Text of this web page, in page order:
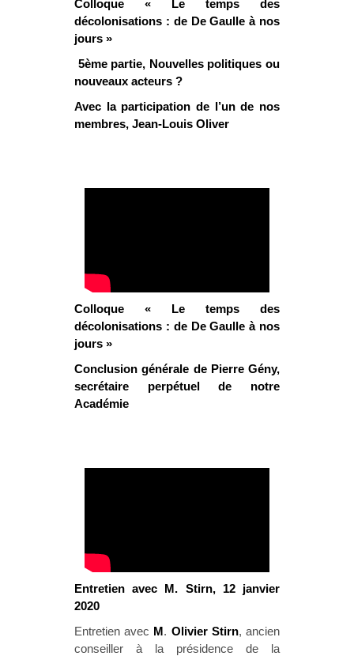
Colloque « Le temps des
décolonisations : de De Gaulle à nos
jours »
5ème partie, Nouvelles politiques ou
nouveaux acteurs ?
Avec la participation de l’un de nos
membres, Jean-Louis Oliver
Colloque « Le temps des
décolonisations : de De Gaulle à nos
jours »
Conclusion générale de Pierre Gény,
secrétaire perpétuel de notre
Académie
Entretien avec M. Stirn, 12 janvier
2020
Entretien avec M. Olivier Stirn, ancien
conseiller à la présidence de la